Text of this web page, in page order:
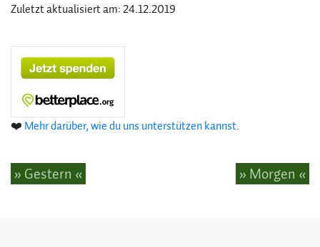
Zuletzt aktualisiert am: 24.12.2019
❤️ Mehr darüber, wie du uns unterstützen kannst.
» Gestern « » Morgen «